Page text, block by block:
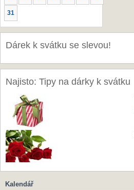
31
Dárek k svátku se slevou!
Najisto: Tipy na dárky k svátku
Kalendář